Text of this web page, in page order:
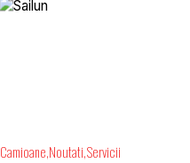
Camioane Noutati Servicii